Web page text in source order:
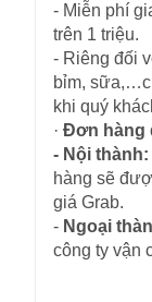
- Miễn phí
trên 1 triệu.
- Riêng đối
bỉm,
khi quý
· Đơn hàng
- Nội thành:
hàng sẽ
giá Grab.
- Ngoại
công ty vận